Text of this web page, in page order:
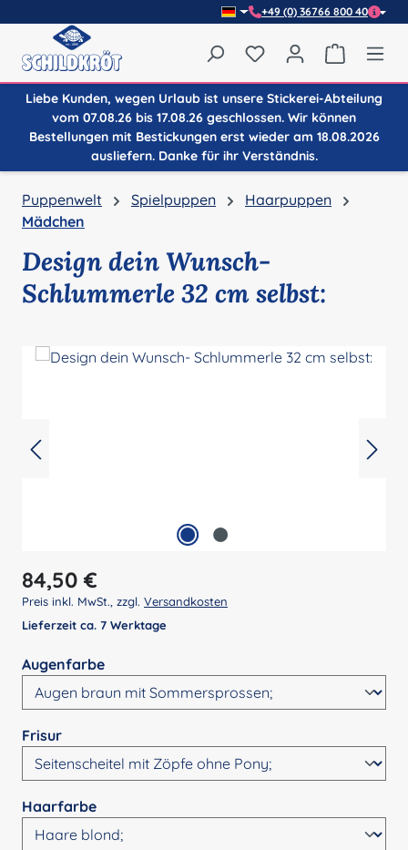
+49 (0) 36766 800 40
Du hast 0 Produkte
Liebe Kunden, wegen Urlaub ist unsere Stickerei-Abteilung
vom 07.08.26 bis 17.08.26 geschlossen. Wir können
Bestellungen mit Bestickungen erst wieder am 18.08.2026
ausliefern. Danke für ihr Verständnis.
Puppenwelt Spielpuppen
Haarpuppen
Mädchen
Design dein Wunsch-
Schlummerle 32 cm selbst:
Regulärer Preis:
84,50 €
Preis inkl. MwSt., zzgl. Versandkosten
Lieferzeit ca. 7 Werktage
Augenfarbeauswählen
Frisurauswählen
Haarfarbeauswählen